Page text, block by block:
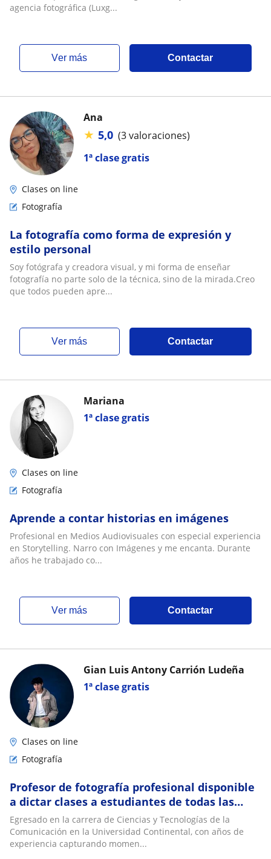
agencia fotográfica (Luxg...
ver más Contactar
1ª clase gratis
Ana
★ 5,0 (3 valoraciones)
Clases on line
Fotografía
La fotografía como forma de expresión y
estilo personal
Soy fotógrafa y creadora visual, y mi forma de enseñar
fotografía no parte solo de la técnica, sino de la mirada.Creo
que todos pueden apre...
ver más Contactar
1ª clase gratis
Mariana
Clases on line
Fotografía
Aprende a contar historias en imágenes
Profesional en Medios Audiovisuales con especial experiencia
en Storytelling. Narro con Imágenes y me encanta. Durante
años he trabajado co...
ver más Contactar
1ª clase gratis
Gian Luis Antony Carrión Ludeña
Clases on line
Fotografía
Profesor de fotografía profesional disponible
a dictar clases a estudiantes de todas las
edades
Egresado en la carrera de Ciencias y Tecnologías de la
Comunicación en la Universidad Continental, con años de
experiencia capturando momen...